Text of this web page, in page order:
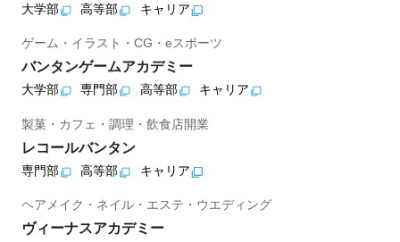
大学部 高等部 キャリア
ゲーム・イラスト・CG・eスポーツ
バンタンゲームアカデミー
大学部 専門部 高等部 キャリア
製菓・カフェ・調理・飲食店開業
レコールバンタン
専門部 高等部 キャリア
ヘアメイク・ネイル・エステ・ウエディング
ヴィーナスアカデミー